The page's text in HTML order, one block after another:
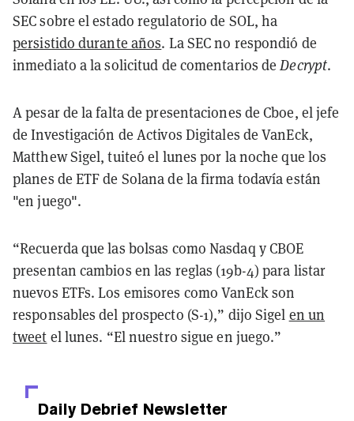
SEC sobre el estado regulatorio de SOL, ha
persistido durante años. La SEC no respondió de
inmediato a la solicitud de comentarios deDecrypt.
A pesar de la falta de presentaciones de Cboe, el jefe
de Investigación de Activos Digitales de VanEck,
Matthew Sigel, tuiteó el lunes por la noche que los
planes de ETF de Solana de la firma todavía están
"en juego".
“Recuerda que las bolsas como Nasdaq y CBOE
presentan cambios en las reglas (19b-4) para listar
nuevos ETFs. Los emisores como VanEck son
responsables del prospecto (S-1),” dijo Sigel en un
tweet el lunes. “El nuestro sigue en juego.”
Daily Debrief Newsletter